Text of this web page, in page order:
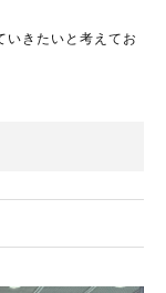
いきたいと考えてお